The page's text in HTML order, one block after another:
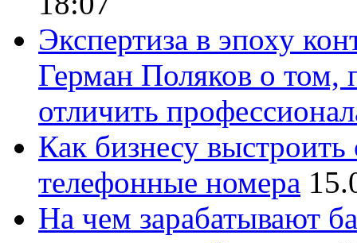
Экспертиза в эпоху
Герман Поляков о том,
отличить
Как бизнесу
телефонные номера
На чем зарабатывают